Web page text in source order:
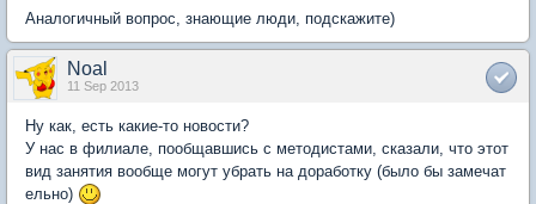
Аналогичный вопрос, знающие люди, подскажите)
Noal
11 Sep 2013
Ну как, есть какие-то новости?
У нас в филиале, пообщавшись с методистами, сказали, что этот
вид занятия вообще могут убрать на доработку (было бы замечат
ельно)